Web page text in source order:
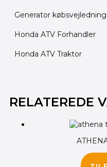
Generator købsvejledning
Honda ATV Forhandler
Honda ATV Traktor
RELATEREDE